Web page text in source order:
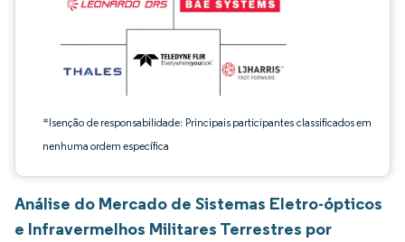
*Isenção de responsabilidade: Principais participantes classificados em
nenhuma ordem específica
Análise do Mercado de Sistemas Eletro-ópticos
e Infravermelhos Militares Terrestres por